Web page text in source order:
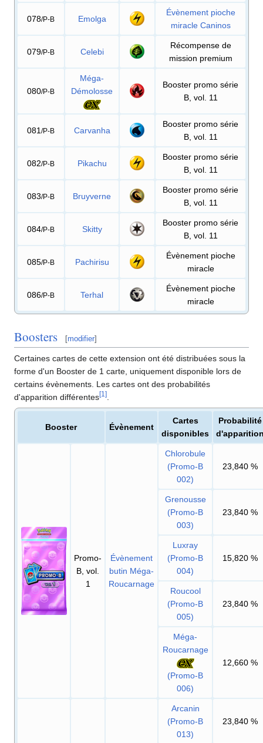
078/P-B Emolga
Évènement pioche
miracle Caninos
079/P-B Celebi
Récompense de
mission premium
080/P-B
Méga-
Démolosse
Booster promo série
B, vol. 11
081 /P-B Carvanha
Booster promo série
B, vol. 11
082/P-B Pikachu
Booster promo série
B, vol. 11
083/P-B Bruyverne
Booster promo série
B, vol. 11
084/P-B Skitty
Booster promo série
B, vol. 11
085/P-B Pachirisu
Évènement pioche
miracle
086/P-B Terhal
Évènement pioche
miracle
Boosters [modifier]
Certaines cartes de cette extension ont été distribuées sous la
forme d'un Booster de 1 carte, uniquement disponible lors de
certains évènements. Les cartes ont des probabilités
d'apparition différentes[1 ]
Booster Évènement
Cartes
disponibles
Probabilité
Promo-
B, vol.
1
Évènement
butin Méga-
Roucarnage
Chlorobule
(Promo-B
002)
23,840 %
Grenousse
(Promo-B
003)
23,840 %
Luxray
(Promo-B
004)
15,820 %
Roucool
(Promo-B
005)
23,840 %
Méga-
Roucarnage
(Promo-B
006)
12,660 %
Arcanin
(Promo-B
013)
23,840 %